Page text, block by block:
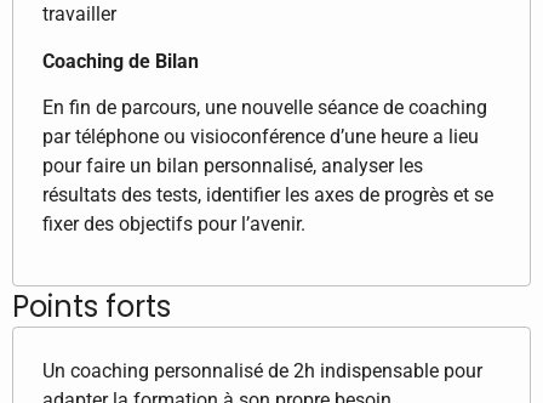
travailler
Coaching de Bilan
En fin de parcours, une nouvelle séance de coaching
par téléphone ou visioconférence d’une heure a lieu
pour faire un bilan personnalisé, analyser les
résultats des tests, identifier les axes de progrès et se
fixer des objectifs pour l’avenir.
Points forts
Un coaching personnalisé de 2h indispensable pour